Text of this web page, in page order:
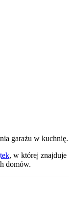
garażu w kuchnię.
, w której znajduje
domów.